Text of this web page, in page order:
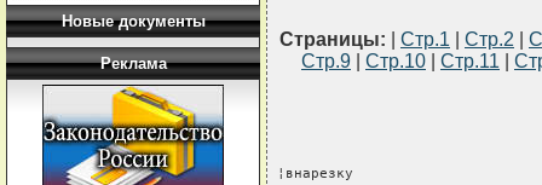
Новые документы
Реклама
Страницы: Стр.1 Стр.2
Стр.9
Стр.10 Стр.11
¦внарезку